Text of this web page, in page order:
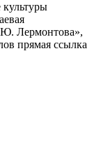
Ю. Лермонтова»,
прямая ссылка